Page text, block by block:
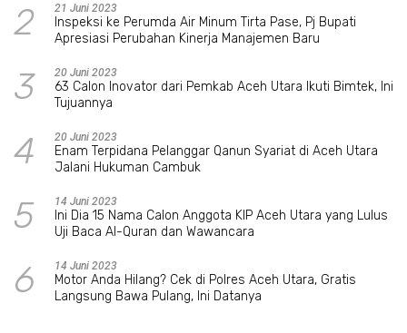
2 21 Juni 2023
Inspeksi ke Perumda Air Minum Tirta Pase, Pj Bupati
Apresiasi Perubahan Kinerja Manajemen Baru
3 20 Juni 2023
63 Calon Inovator dari Pemkab Aceh Utara Ikuti Bimtek, Ini
Tujuannya
4 20 Juni 2023
Enam Terpidana Pelanggar Qanun Syariat di Aceh Utara
Jalani Hukuman Cambuk
5 14 Juni 2023
Ini Dia 15 Nama Calon Anggota KIP Aceh Utara yang Lulus
Uji Baca Al-Quran dan Wawancara
6 14 Juni 2023
Motor Anda Hilang? Cek di Polres Aceh Utara, Gratis
Langsung Bawa Pulang, Ini Datanya